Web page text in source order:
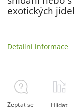
exotických
Detailní informace
Zeptat se Hlídat